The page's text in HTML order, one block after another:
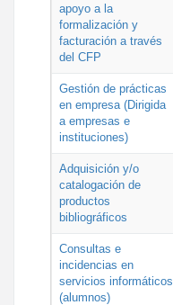
apoyo a la
formalización y
facturación a través
del CFP
Gestión de prácticas
en empresa (Dirigida
a empresas e
instituciones)
Adquisición y/o
catalogación de
productos
bibliográficos
Consultas e
incidencias en
servicios informáticos
(alumnos)